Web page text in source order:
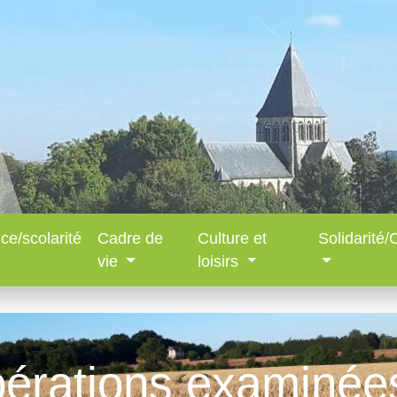
scolarité
Cadre de
vie
Culture et
loisirs
Solidarité/